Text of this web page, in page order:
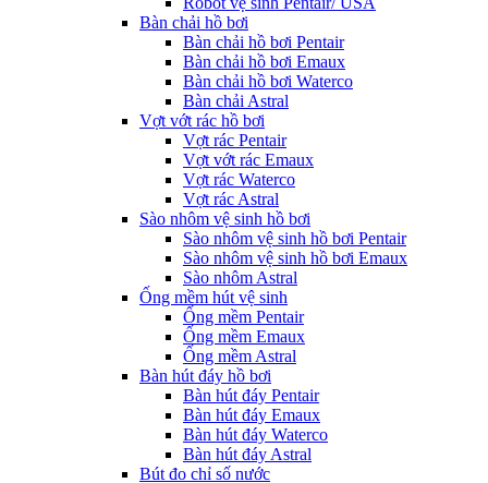
Bàn chải hồ bơi
Bàn chải hồ bơi Pentair
Bàn chải hồ bơi Emaux
Bàn chải hồ bơi Waterco
Bàn chải Astral
Vợt vớt rác hồ bơi
Vợt rác Pentair
Vợt vớt rác Emaux
Vợt rác Waterco
Vợt rác Astral
Sào nhôm vệ sinh hồ bơi
Sào nhôm vệ sinh hồ bơi Pentair
Sào nhôm vệ sinh hồ bơi Emaux
Sào nhôm Astral
Ống mềm hút vệ sinh
Ống mềm Pentair
Ống mềm Emaux
Ống mềm Astral
Bàn hút đáy hồ bơi
Bàn hút đáy Pentair
Bàn hút đáy Emaux
Bàn hút đáy Waterco
Bàn hút đáy Astral
Bút đo chỉ số nước